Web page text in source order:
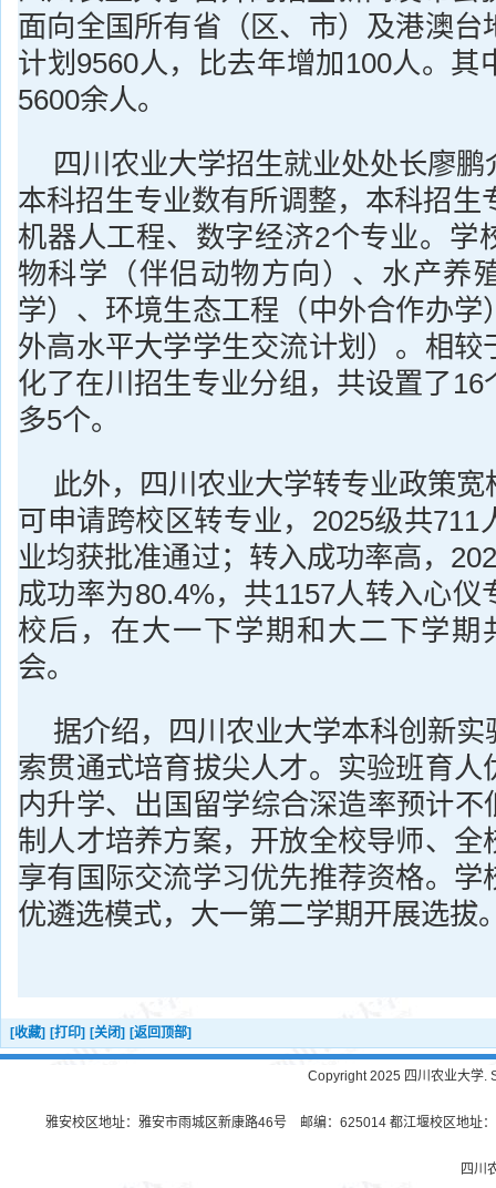
面向全国所有省（区、市）及港澳台
计划9560人，比去年增加100人。其
5600余人。
四川农业大学招生就业处处长廖
本科招生专业数有所调整，本科招生
机器人工程、数字经济2个专业。学
物科学（伴侣动物方向）、水产养
学）、环境生态工程（中外合作办学
外高水平大学学生交流计划）。相较
化了在川招生专业分组，共设置了16
多5个。
此外，四川农业大学转专业政策
可申请跨校区转专业，2025级共711
业均获批准通过；转入成功率高，
成功率为80.4%，共1157人转入心仪
校后，在大一下学期和大二下学期
会。
据介绍，四川农业大学本科创新
索贯通式培育拔尖人才。实验班育人
内升学、出国留学综合深造率预计不
制人才培养方案，开放全校导师、全
享有国际交流学习优先推荐资格。学
优遴选模式，大一第二学期开展选拔
[收藏] [打印] [关闭] [返回顶部]
Copyright 2025 四川农业大学.
雅安校区地址：雅安市雨城区新康路46号 邮编：625014 都江堰校区地址
四川